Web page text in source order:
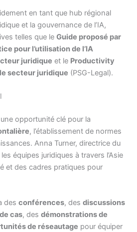
en tant que hub régional
et la gouvernance de l’IA,
telles que leGuide proposé par
pour l’utilisation de l’IA
juridique et le Productivity
secteur juridique (PSG-Legal).
opportunité clé pour la
, l’établissement de normes
Anna Turner, directrice du
équipes juridiques à travers l’Asie
et des cadres pratiques pour
desconférences, desdiscussions
cas, desdémonstrations de
de réseautage pour équiper